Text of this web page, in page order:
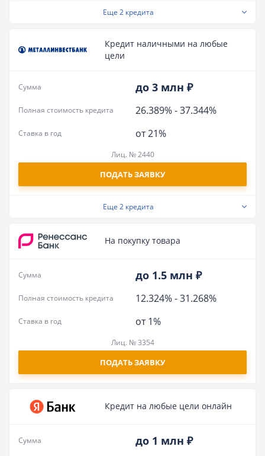
Еще 2 кредита
Кредит наличными на любые
цели
до 3 млн ₽
Сумма
26.389%-37.344%
Полная стоимость кредита
от 21%
Ставка в год
Лиц. № 2440
ПОДАТЬ ЗАЯВКУ
Еще 2 кредита
На покупку товара
до 1.5 млн ₽
Сумма
12.324%-31.268%
Полная стоимость кредита
от 1%
Ставка в год
Лиц. № 3354
ПОДАТЬ ЗАЯВКУ
Кредит на любые цели онлайн
до 1 млн ₽
Сумма